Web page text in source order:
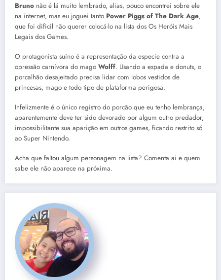
Bruno não é lá muito lembrado, alias, pouco encontrei sobre ele
na internet, mas eu joguei tanto Power Piggs of The Dark Age,
que foi dificil não querer colocá-lo na lista dos Os Heróis Mais
Legais dos Games.
O protagonista suíno é a representação da especie contra a
opressão carnívora do mago Wolff. Usando a espada e donuts, o
porcalhão desajeitado precisa lidar com lobos vestidos de
princesas, mago e todo tipo de plataforma perigosa.
Infelizmente é o único registro do porcão que eu tenho lembrança,
aparentemente deve ter sido devorado por algum outro predador,
impossibilitante sua aparição em outros games, ficando restrito só
ao Super Nintendo.
Acha que faltou algum personagem na lista? Comenta ai e quem
sabe ele não aparece na próxima.